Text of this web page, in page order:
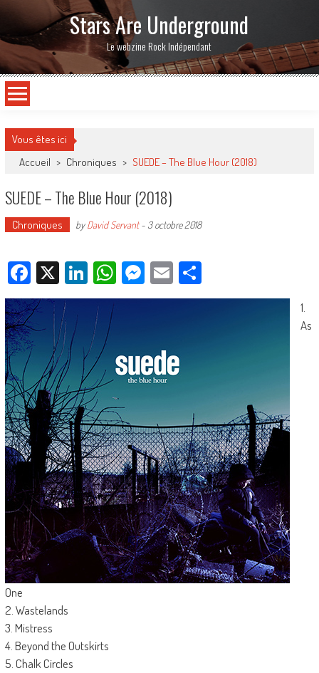
Stars Are Underground
Le webzine Rock Indépendant
Vous êtes ici
Accueil > Chroniques > SUEDE – The Blue Hour (2018)
SUEDE – The Blue Hour (2018)
Chroniques byDavid Servant- 3 octobre 2018
Facebook
X LinkedIn
WhatsApp
Messenger
EmailPartager
1.
As
One
2. Wastelands
3. Mistress
4. Beyond the Outskirts
5. Chalk Circles